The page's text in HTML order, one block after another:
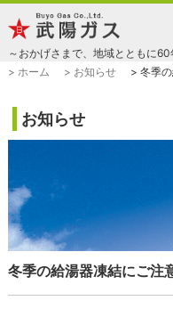
～おかげさまで、地域とともに60
> ホーム
> お知らせ > 冬季
お知らせ
冬季の給湯器凍結にご注